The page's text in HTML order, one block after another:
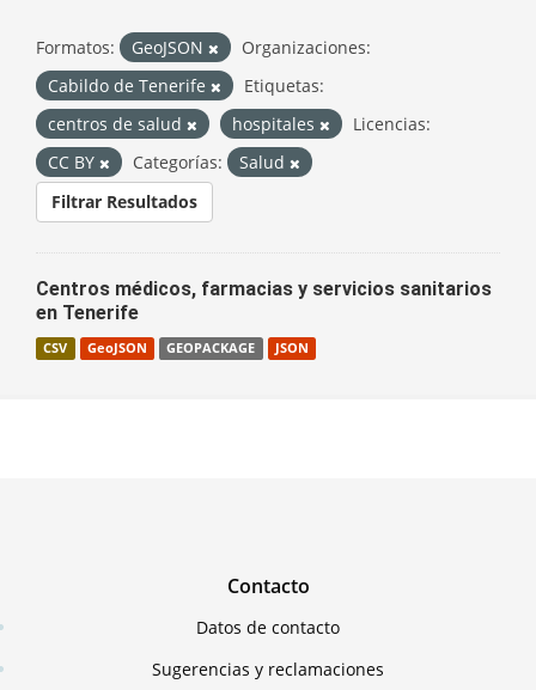
Formatos: GeoJSON
Organizaciones:
Cabildo de Tenerife
Etiquetas:
centros de salud
hospitales
Licencias:
CC BY
Categorías:
Salud
Filtrar Resultados
Centros médicos, farmacias y servicios sanitarios
en Tenerife
CSV GeoJSON GEOPACKAGE JSON
Contacto
Datos de contacto
Sugerencias y reclamaciones